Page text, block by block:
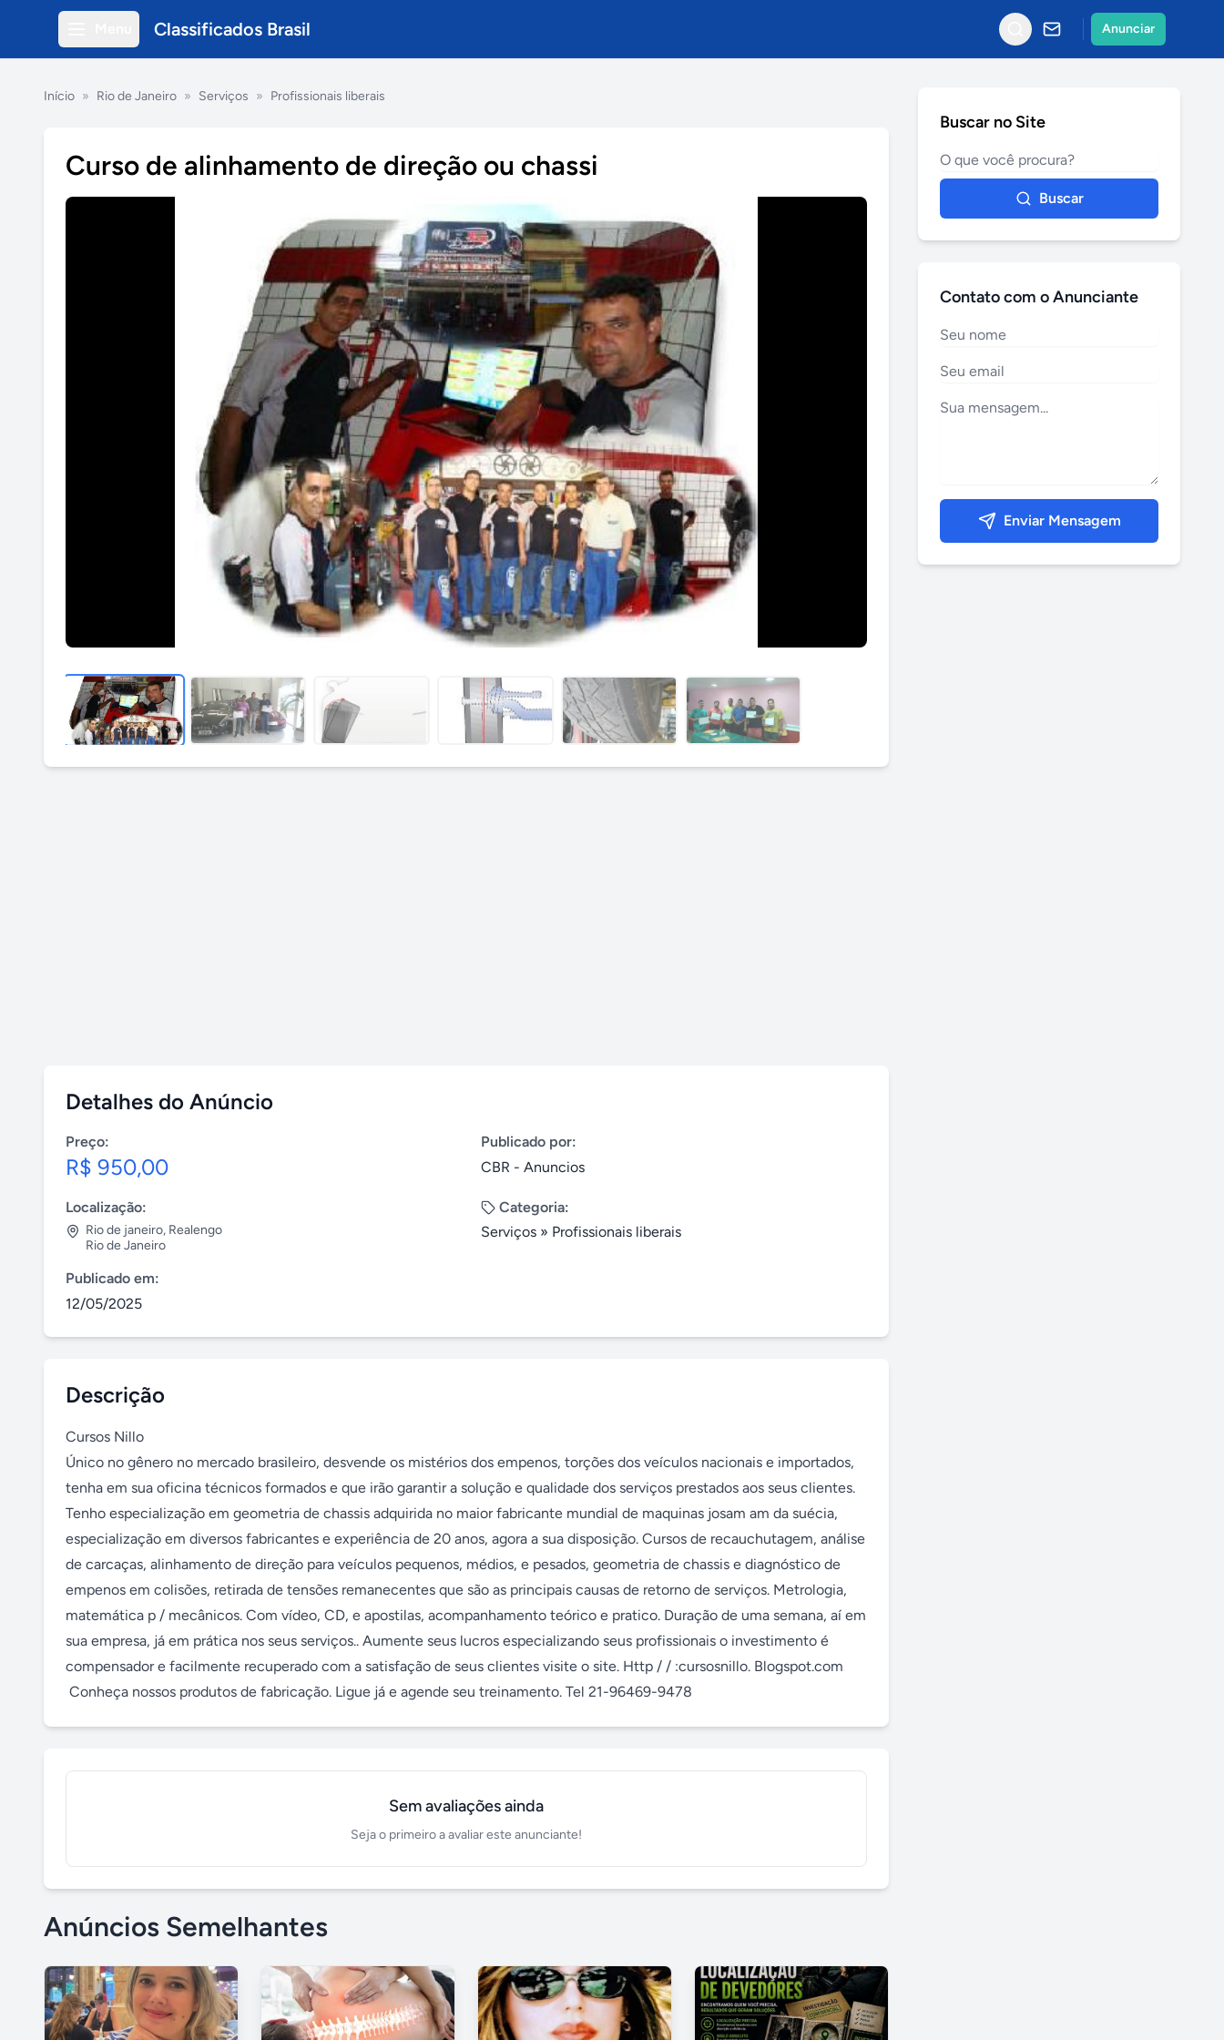
Classificados Brasil Anunciar
Início » Rio de Janeiro » Serviços » Profissionais liberais
Curso de alinhamento de direção ou chassi
Detalhes do Anúncio
Preço:
R$ 950,00
Publicado por:
CBR - Anuncios
Localização:
Rio de janeiro, Realengo
Rio de Janeiro
Categoria:
Serviços » Profissionais liberais
Publicado em:
12/05/2025
Descrição
Cursos Nillo
Único no gênero no mercado brasileiro, desvende os mistérios dos empenos, torções dos veículos nacionais e importados,
tenha em sua oficina técnicos formados e que irão garantir a solução e qualidade dos serviços prestados aos seus clientes.
Tenho especialização em geometria de chassis adquirida no maior fabricante mundial de maquinas josam am da suécia,
especialização em diversos fabricantes e experiência de 20 anos, agora a sua disposição. Cursos de recauchutagem, análise
de carcaças, alinhamento de direção para veículos pequenos, médios, e pesados, geometria de chassis e diagnóstico de
empenos em colisões, retirada de tensões remanecentes que são as principais causas de retorno de serviços. Metrologia,
matemática p / mecânicos. Com vídeo, CD, e apostilas, acompanhamento teórico e pratico. Duração de uma semana, aí em
sua empresa, já em prática nos seus serviços.. Aumente seus lucros especializando seus profissionais o investimento é
compensador e facilmente recuperado com a satisfação de seus clientes visite o site. Http / / :cursosnillo. Blogspot.com
Conheça nossos produtos de fabricação. Ligue já e agende seu treinamento. Tel 21-96469-9478
Sem avaliações ainda
Seja o primeiro a avaliar este anunciante!
Anúncios Semelhantes
Buscar no Site
Buscar
Contato com o Anunciante
Enviar Mensagem